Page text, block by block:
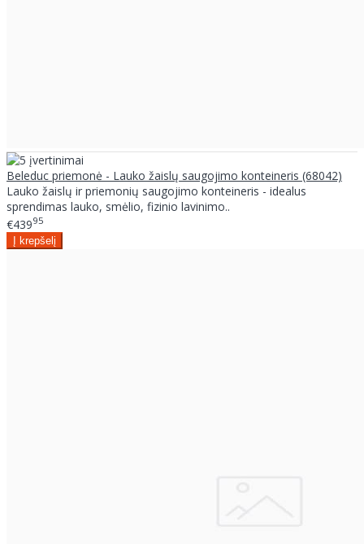
Beleduc priemonė - Lauko žaislų saugojimo konteineris (68042)
Lauko žaislų ir priemonių saugojimo konteineris - idealus
sprendimas lauko, smėlio, fizinio lavinimo..
€43995